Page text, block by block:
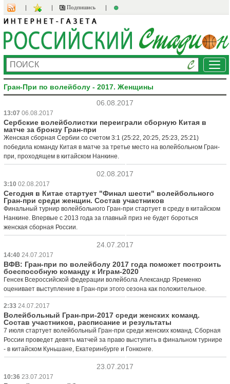
Подпишись
Гран-При по волейболу - 2017. Женщины
06.08.2017
13:07 06.08.2017
Сербские волейболистки переиграли сборную Китая в
матче за бронзу Гран-при
Женская сборная Сербии со счетом 3:1 (25:22, 20:25, 25:23, 25:21)
победила команду Китая в матче за третье место на волейбольном Гран-
при, проходящем в китайском Нанкине.
02.08.2017
3:10 02.08.2017
Сегодня в Китае стартует "Финал шести" волейбольного
Гран-при среди женщин. Состав участников
Финальный турнир волейбольного Гран-при стартует в среду в китайском
Нанкине. Впервые с 2013 года за главный приз не будет бороться
женская сборная России.
24.07.2017
14:40 24.07.2017
ВФВ: Гран-при по волейболу 2017 года поможет построить
боеспособную команду к Играм-2020
Генсек Всероссийской федерации волейбола Александр Яременко
оценивает выступление в Гран-при этого сезона как положительное.
2:33 24.07.2017
Волейбольный Гран-при-2017 среди женских команд.
Состав участников, расписание и результаты
7 июля стартует волейбольный Гран-при среди женских команд. Сборная
России проведет девять матчей за право выступить в финальном турнире
- в китайском Куньшане, Екатеринбурге и Гонконге.
23.07.2017
10:36 23.07.2017